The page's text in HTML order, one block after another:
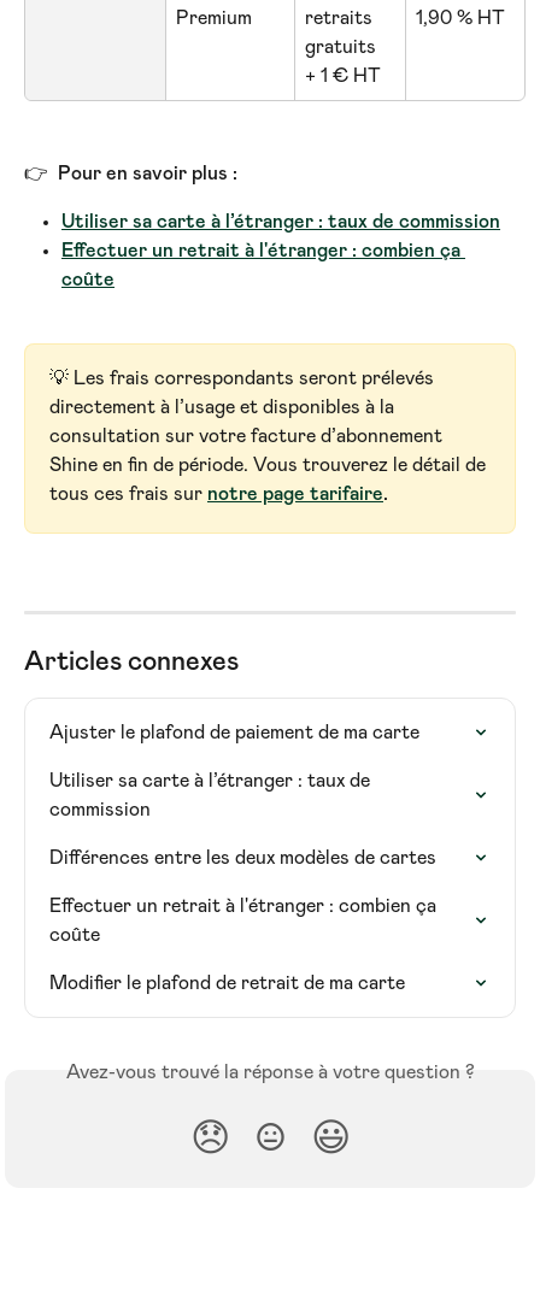
Premium
retraits
gratuits
+ 1 € HT
1,90 % HT
👉 Pour en savoir plus :
Utiliser sa carte à l’étranger : taux de commission
Effectuer un retrait à l'étranger : combien ça
coûte
💡 Les frais correspondants seront prélevés
directement à l’usage et disponibles à la
consultation sur votre facture d’abonnement
Shine en fin de période. Vous trouverez le détail de
tous ces frais sur notre page tarifaire.
Articles connexes
Ajuster le plafond de paiement de ma carte
Utiliser sa carte à l’étranger : taux de
commission
Différences entre les deux modèles de cartes
Effectuer un retrait à l'étranger : combien ça
coûte
Modifier le plafond de retrait de ma carte
Avez-vous trouvé la réponse à votre question ?
😞 😐 😃